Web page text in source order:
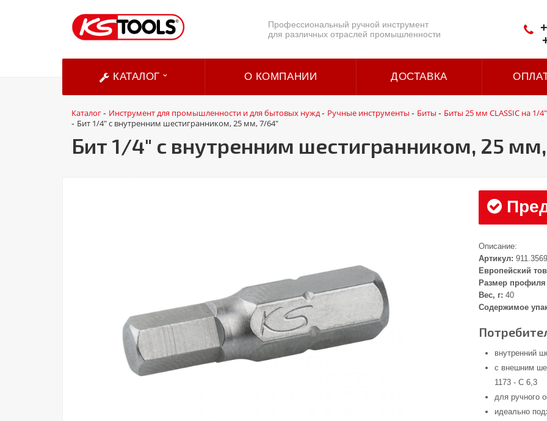
Профессиональный ручной инструмент
для различных отраслей промышленности
КАТАЛОГ О КОМПАНИИ ДОСТАВКА
Каталог- Инструмент для промышленности и для бытовых нужд- Ручные инструменты - Биты - Биты 25 мм CLASSIC на 1/4"
- Бит 1/4" с внутренним шестигранником, 25 мм, 7/64"
Бит 1/4" с внутренним шестигранником, 25
Описание:
Артикул: 911.3569
Европейский
Размер профиля
Вес, г: 40
Содержимое
внутренний
с внешним
1173 - C 6,3
для ручного
идеально